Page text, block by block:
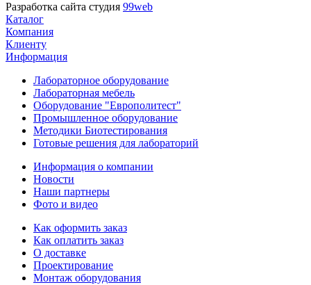
Разработка сайта студия 99web
Каталог
Компания
Клиенту
Информация
Лабораторное оборудование
Лабораторная мебель
Оборудование "Европолитест"
Промышленное оборудование
Методики Биотестирования
Готовые решения для лабораторий
Информация о компании
Новости
Наши партнеры
Фото и видео
Как оформить заказ
Как оплатить заказ
О доставке
Проектирование
Монтаж оборудования